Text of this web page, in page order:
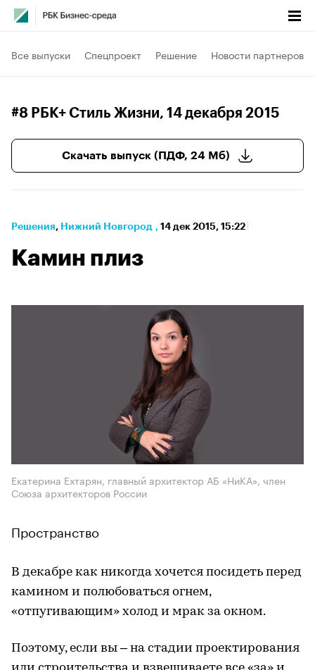
Все выпуски Спецпроект Решение Новости партнеров
#8 РБК+ Стиль Жизни, 14 декабря 2015
Скачать выпуск (ПДФ, 24 Мб)
Решения⁠, Нижний Новгород , 14 дек 2015, 15:22
Камин плиз
Екатерина Ехтарян, главный архитектор АБ «НиКА», член
Союза архитекторов России
Пространство
В декабре как никогда хочется посидеть перед
камином и полюбоваться огнем,
«отпугивающим» холод и мрак за окном.
Поэтому, если вы – на стадии проектирования